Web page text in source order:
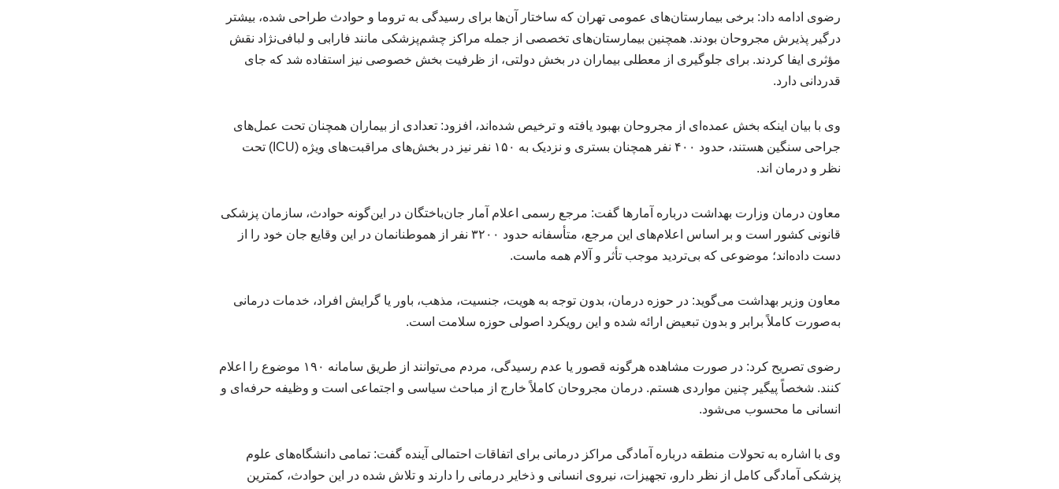
رضوی ادامه داد: برخی بیمارستان‌های عمومی تهران که ساختار آن‌ها برای رسیدگی به تروما و حوادث طراحی شده، بیشتر
درگیر پذیرش مجروحان بودند. همچنین بیمارستان‌های تخصصی از جمله مراکز چشم‌پزشکی مانند فارابی و لبافی‌نژاد نقش
مؤثری ایفا کردند. برای جلوگیری از معطلی بیماران در بخش دولتی، از ظرفیت بخش خصوصی نیز استفاده شد که جای
قدردانی دارد.
وی با بیان اینکه بخش عمده‌ای از مجروحان بهبود یافته و ترخیص شده‌اند، افزود: تعدادی از بیماران همچنان تحت عمل‌های
جراحی سنگین هستند، حدود ۴۰۰ نفر همچنان بستری و نزدیک به ۱۵۰ نفر نیز در بخش‌های مراقبت‌های ویژه (ICU) ‌تحت
نظر و درمان اند.
معاون درمان وزارت بهداشت درباره آمارها گفت: مرجع رسمی اعلام آمار جان‌باختگان در این‌گونه حوادث، سازمان پزشکی
قانونی کشور است و بر اساس اعلام‌های این مرجع، متأسفانه حدود ۳۲۰۰ نفر از هموطنانمان در این وقایع جان خود را از
دست داده‌اند؛ موضوعی که بی‌تردید موجب تأثر و آلام همه ماست.
معاون وزیر بهداشت می‌گوید: در حوزه درمان، بدون توجه به هویت، جنسیت، مذهب، باور یا گرایش افراد، خدمات درمانی
به‌صورت کاملاً برابر و بدون تبعیض ارائه شده و این رویکرد اصولی حوزه سلامت است.
رضوی تصریح کرد: در صورت مشاهده هرگونه قصور یا عدم رسیدگی، مردم می‌توانند از طریق سامانه ۱۹۰ موضوع را اعلام
کنند. شخصاً پیگیر چنین مواردی هستم. درمان مجروحان کاملاً خارج از مباحث سیاسی و اجتماعی است و وظیفه حرفه‌ای و
انسانی ما محسوب می‌شود.
وی با اشاره به تحولات منطقه درباره آمادگی مراکز درمانی برای اتفاقات احتمالی آینده گفت: تمامی دانشگاه‌های علوم
پزشکی آمادگی کامل از نظر دارو، تجهیزات، نیروی انسانی و ذخایر درمانی را دارند و تلاش شده در این حوادث، کمترین